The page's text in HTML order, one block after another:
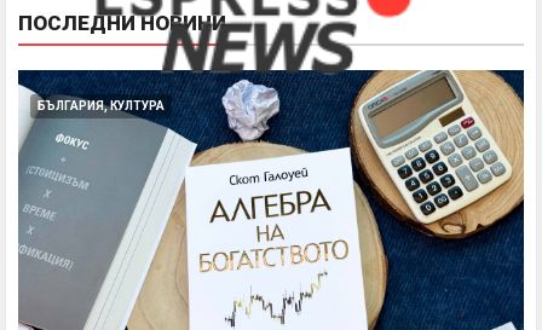
ПОСЛЕДНИ НОВИНИ
БЪЛГАРИЯ, КУЛТУРА